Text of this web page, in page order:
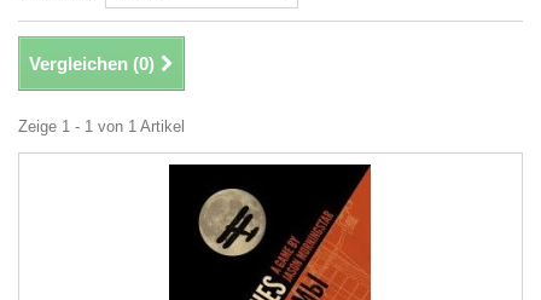
Vergleichen (0)
Zeige 1 - 1 von 1 Artikel